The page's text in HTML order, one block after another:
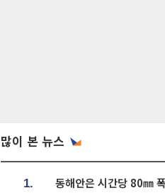
많이 본 뉴스
1. 동해안은 시간당 80㎜